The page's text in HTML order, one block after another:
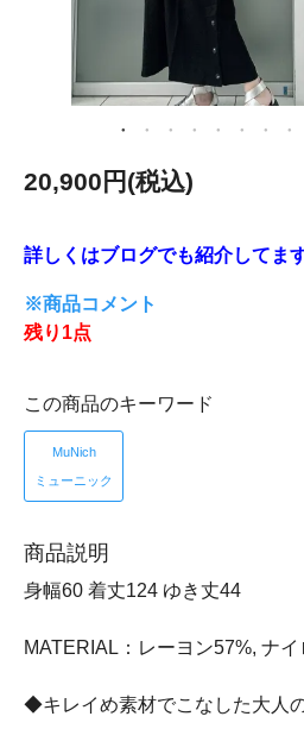
20,900円(税込)
詳しくはブログでも紹介してま
※商品コメント
残り1点
この商品のキーワード
MuNich
ミューニック
商品説明
身幅60 着丈124 ゆき丈44
MATERIAL：レーヨン57%, ナ
◆キレイめ素材でこなした大人